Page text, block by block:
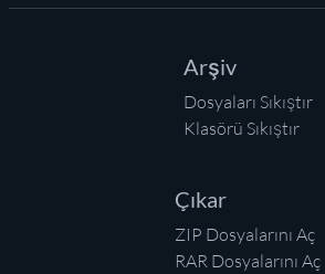
Arşiv
Dosyaları Sıkıştır
Klasörü Sıkıştır
Çıkar
ZIP Dosyalarını Aç
RAR Dosyalarını Aç